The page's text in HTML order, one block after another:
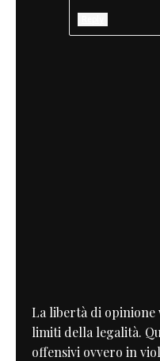
La libertà di opinione
limiti della legalità.
offensivi ovvero in